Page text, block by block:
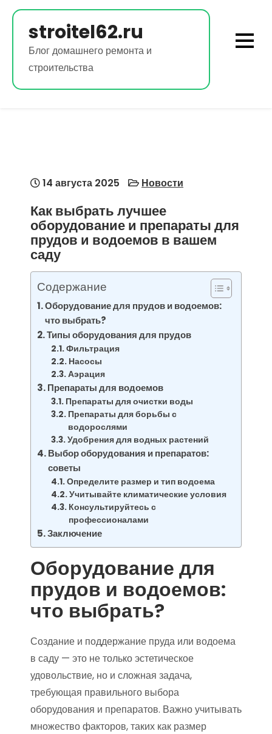
Перейти
содержимому
stroitel62.ru
Блог домашнего ремонта и
строительства
14 августа 2025 Новости
Как выбрать лучшее
оборудование и препараты для
прудов и водоемов в вашем
саду
Содержание
Оборудование для прудов и водоемов:
что выбрать?
Типы оборудования для прудов
Фильтрация
Насосы
Аэрация
Препараты для водоемов
Препараты для очистки воды
Препараты для борьбы с
водорослями
Удобрения для водных растений
Выбор оборудования и препаратов:
советы
Определите размер и тип водоема
Учитывайте климатические условия
Консультируйтесь с
профессионалами
Заключение
Оборудование для
прудов и водоемов:
что выбрать?
Создание и поддержание пруда или водоема
в саду — это не только эстетическое
удовольствие, но и сложная задача,
требующая правильного выбора
оборудования и препаратов. Важно учитывать
множество факторов, таких как размер